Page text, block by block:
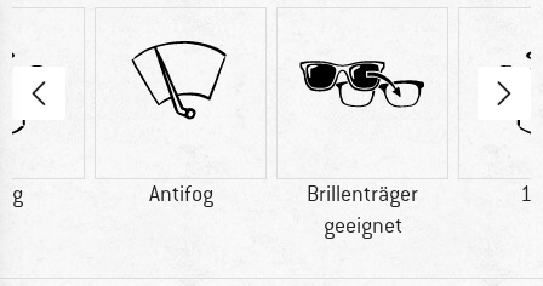
g Antifog
Brillenträger
geeignet